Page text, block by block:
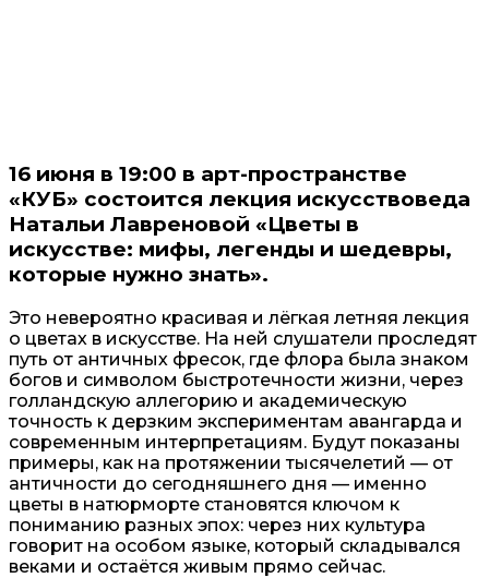
16 июня в 19:00 в арт-пространстве
«КУБ» состоится лекция искусствоведа
Натальи Лавреновой «Цветы в
искусстве: мифы, легенды и шедевры,
которые нужно знать».
Это невероятно красивая и лёгкая летняя лекция
о цветах в искусстве. На ней слушатели проследят
путь от античных фресок, где флора была знаком
богов и символом быстротечности жизни, через
голландскую аллегорию и академическую
точность к дерзким экспериментам авангарда и
современным интерпретациям. Будут показаны
примеры, как на протяжении тысячелетий — от
античности до сегодняшнего дня — именно
цветы в натюрморте становятся ключом к
пониманию разных эпох: через них культура
говорит на особом языке, который складывался
веками и остаётся живым прямо сейчас.